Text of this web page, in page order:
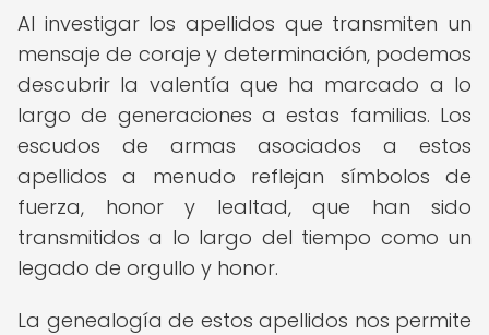
Al investigar los apellidos que transmiten un
mensaje de coraje y determinación, podemos
descubrir la valentía que ha marcado a lo
largo de generaciones a estas familias. Los
escudos de armas asociados a estos
apellidos a menudo reflejan símbolos de
fuerza, honor y lealtad, que han sido
transmitidos a lo largo del tiempo como un
legado de orgullo y honor.
La genealogía de estos apellidos nos permite